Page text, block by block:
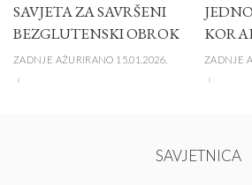
SAVJETA ZA SAVRŠENI
BEZGLUTENSKI OBROK
ZADNJE AŽURIRANO 15.01.2026. ZADNJE
SAVJETNICA